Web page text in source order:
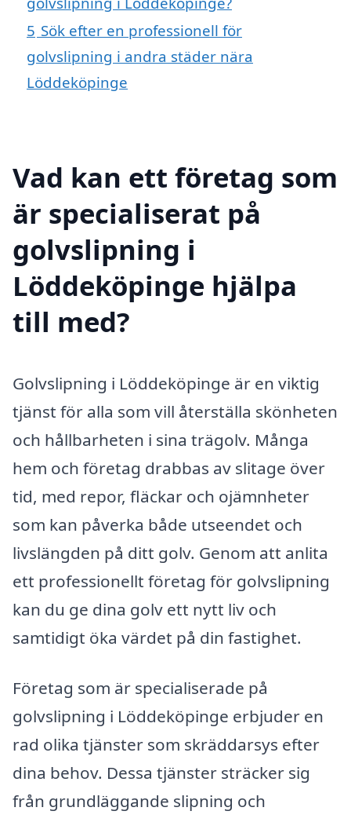
5 Sök efter en professionell för
golvslipning i andra städer nära
Löddeköpinge
Vad kan ett företag som
är specialiserat på
golvslipning i
Löddeköpinge hjälpa
till med?
Golvslipning i Löddeköpinge är en viktig
tjänst för alla som vill återställa skönheten
och hållbarheten i sina trägolv. Många
hem och företag drabbas av slitage över
tid, med repor, fläckar och ojämnheter
som kan påverka både utseendet och
livslängden på ditt golv. Genom att anlita
ett professionellt företag för golvslipning
kan du ge dina golv ett nytt liv och
samtidigt öka värdet på din fastighet.
Företag som är specialiserade på
golvslipning i Löddeköpinge erbjuder en
rad olika tjänster som skräddarsys efter
dina behov. Dessa tjänster sträcker sig
från grundläggande slipning och